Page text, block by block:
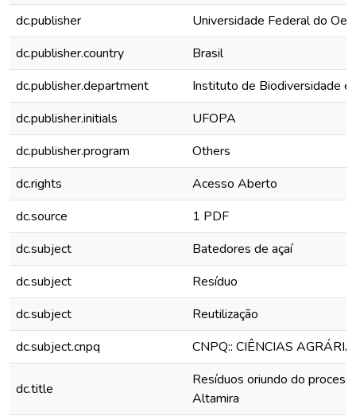
dc.publisher
Universidade Federal do
dc.publisher.country
Brasil
dc.publisher.department
Instituto de Biodiversidade e
dc.publisher.initials
UFOPA
dc.publisher.program
Others
dc.rights
Acesso Aberto
dc.source
1 PDF
dc.subject
Batedores de açaí
dc.subject
Resíduo
dc.subject
Reutilização
dc.subject.cnpq
CNPQ:: CIÊNCIAS
dc.title
Resíduos oriundo do
Altamira